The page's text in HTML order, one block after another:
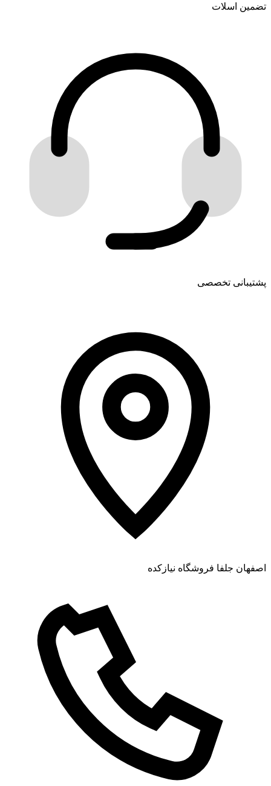
تضمین اسلات
پشتیبانی تخصصی
اصفهان جلفا فروشگاه نیازکده